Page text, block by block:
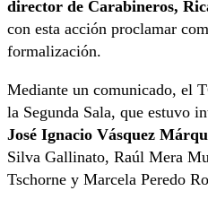
director de Carabineros,
con esta acción proclamar
formalización.
Mediante un comunicado, el
la Segunda Sala, que estuvo
José Ignacio Vásquez
Silva Gallinato, Raúl Mera
Tschorne y Marcela Peredo